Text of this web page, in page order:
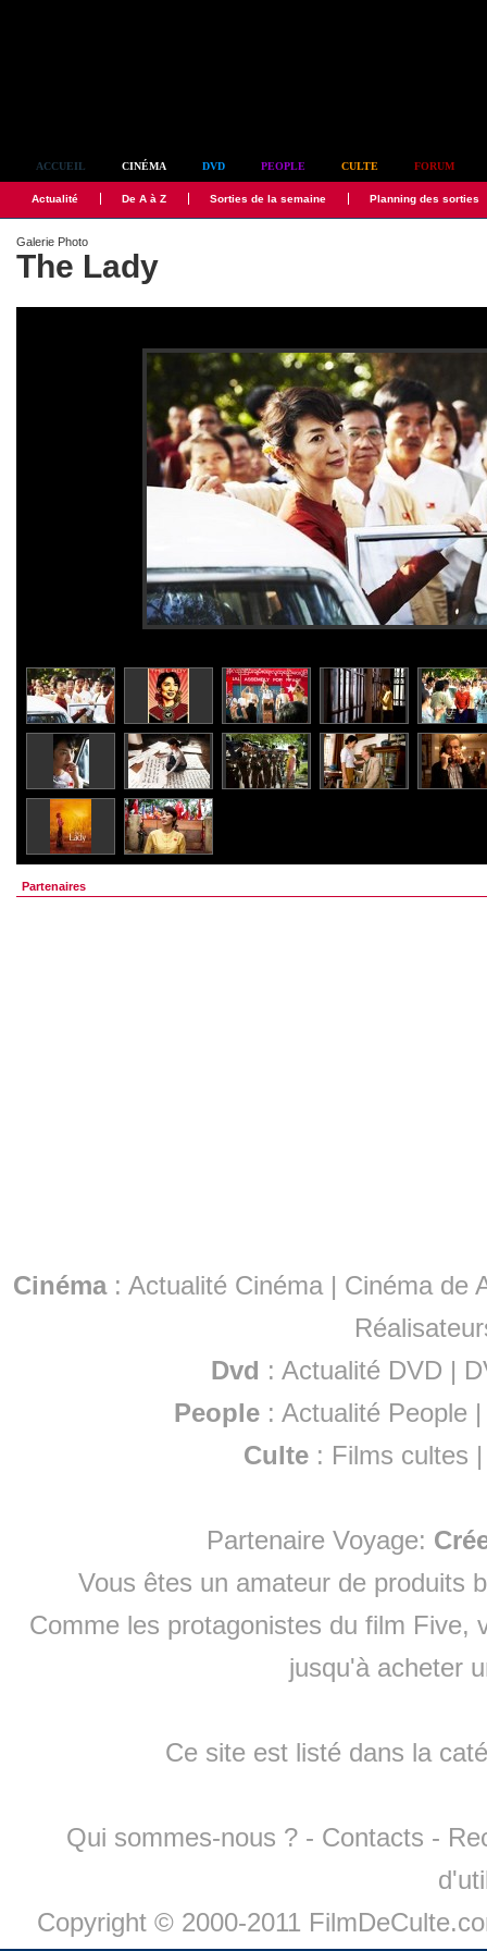
ACCUEIL CINÉMA DVD PEOPLE CULTE FORUM
Actualité De A à Z Sorties de la semaine Planning des sorties
Galerie Photo
The Lady
Partenaires
Cinéma: Actualité Cinéma | Cinéma de
Dvd : Actualité DVD |
People :Actualité People
Culte : Films cultes
Partenaire Voyage:
Vous êtes un amateur de produits
Comme les protagonistes du film Five,
jusqu'à acheter
Ce site est listé dans la
Qui sommes-nous ? - Contacts -
Copyright © 2000-2011